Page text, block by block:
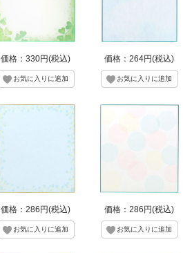
価格：330円(税込) 価格：264円(税込)
価格：286円(税込) 価格：286円(税込)